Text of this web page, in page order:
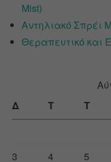
Mist)
Αντηλιακό
Θεραπευτικό και
Δ
Τ Τ
3
4 5